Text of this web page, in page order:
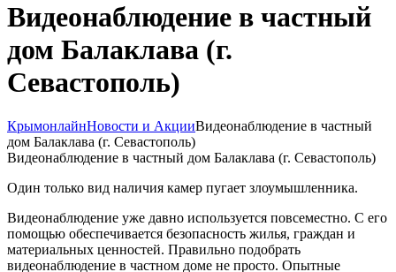
Видеонаблюдение в частный
дом Балаклава (г.
Севастополь)
КрымонлайнНовости и АкцииВидеонаблюдение в частный
дом Балаклава (г. Севастополь)
Видеонаблюдение в частный дом Балаклава (г. Севастополь)
Один только вид наличия камер пугает злоумышленника.
Видеонаблюдение уже давно используется повсеместно. С его
помощью обеспечивается безопасность жилья, граждан и
материальных ценностей. Правильно подобрать
видеонаблюдение в частном доме не просто. Опытные